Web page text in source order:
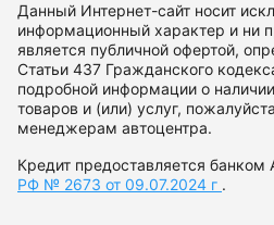
Данный Интернет-сайт носит
информационный характер и ни
является публичной офертой,
Статьи 437 Гражданского
подробной информации о
товаров и (или) услуг,
менеджерам автоцентра.
Кредит предоставляется банком
РФ № 2673 от 09.07.2024 г .